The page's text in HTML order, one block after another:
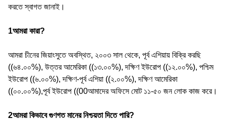
করতে স্বাগত জানাই।
1আমরা কারা?
আমরা চীনের জিয়াংসুতে অবস্থিত, ২০০৩ সাল থেকে, পূর্ব এশিয়ায় বিক্রি করছি
((৬৪.০০%), উত্তর আমেরিকা ((১৩.০০%), দক্ষিণ ইউরোপ ((১২.০০%), পশ্চিম
ইউরোপ ((৬.০০%), দক্ষিণ-পূর্ব এশিয়া ((২.০০%), দক্ষিণ আমেরিকা
((০০.০০%),পূর্ব ইউরোপ ((00আমাদের অফিসে মোট ১১-৫০ জন লোক কাজ করে।
2আমরা কিভাবে গুণগত মানের নিশ্চয়তা দিতে পারি?